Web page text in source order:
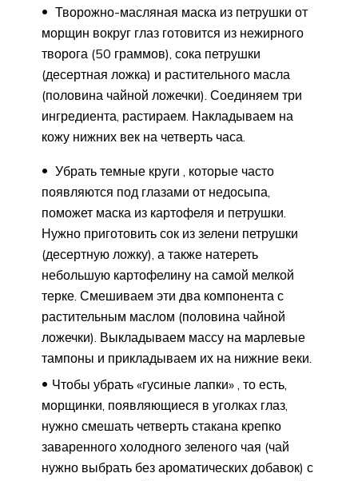
Творожно-масляная маска из петрушки от
морщин вокруг глаз готовится из нежирного
творога (50 граммов), сока петрушки
(десертная ложка) и растительного масла
(половина чайной ложечки). Соединяем три
ингредиента, растираем. Накладываем на
кожу нижних век на четверть часа.
Убрать темные круги , которые часто
появляются под глазами от недосыпа,
поможет маска из картофеля и петрушки.
Нужно приготовить сок из зелени петрушки
(десертную ложку), а также натереть
небольшую картофелину на самой мелкой
терке. Смешиваем эти два компонента с
растительным маслом (половина чайной
ложечки). Выкладываем массу на марлевые
тампоны и прикладываем их на нижние веки.
Чтобы убрать «гусиные лапки» , то есть,
морщинки, появляющиеся в уголках глаз,
нужно смешать четверть стакана крепко
заваренного холодного зеленого чая (чай
нужно выбрать без ароматических добавок) с